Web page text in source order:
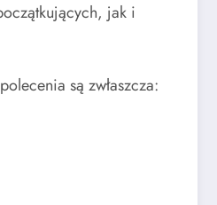
jak i
są zwłaszcza: